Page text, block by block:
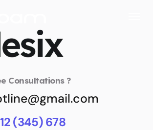
Consultations ?
(345) 678